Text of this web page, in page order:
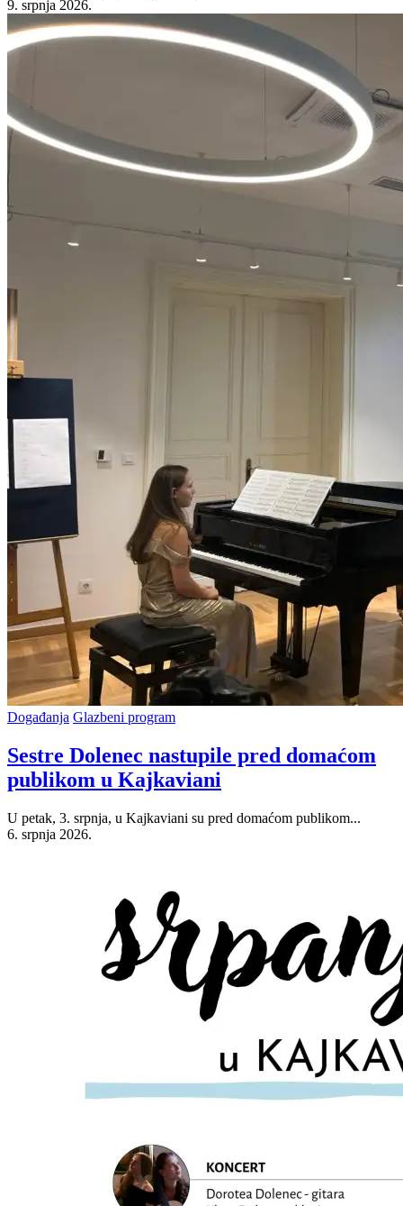
9. srpnja 2026.
Posted
Događanja Glazbeni program
Sestre Dolenec nastupile pred domaćom
publikom u Kajkaviani
U petak, 3. srpnja, u Kajkaviani su pred domaćom publikom...
6. srpnja 2026.